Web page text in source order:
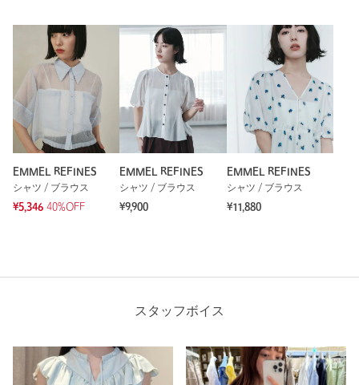
EMMEL REFINES
シャツ / ブラウス
¥5,346 40%OFF
EMMEL REFINES
シャツ / ブラウス
¥9,900
EMMEL REFINES
シャツ / ブラウス
¥11,880
スタッフボイス